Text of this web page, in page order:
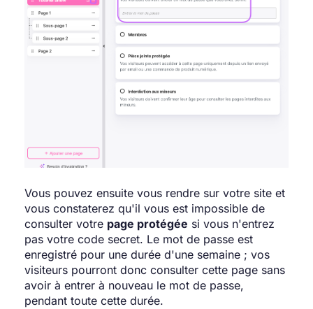
Vous pouvez ensuite vous rendre sur votre site et
vous constaterez qu'il vous est impossible de
consulter votre page protégée si vous n'entrez
pas votre code secret. Le mot de passe est
enregistré pour une durée d'une semaine ; vos
visiteurs pourront donc consulter cette page sans
avoir à entrer à nouveau le mot de passe,
pendant toute cette durée.